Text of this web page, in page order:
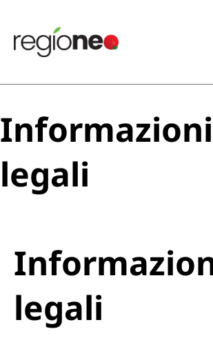
Informazioni
legali
legali